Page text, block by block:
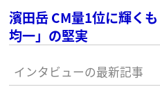
濱田岳 CM量1位に輝く
均一」の堅実
インタビューの最新記事